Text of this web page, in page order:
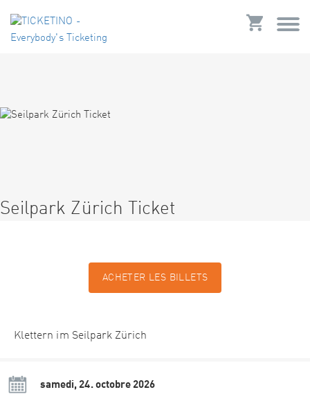
Seilpark Zürich Ticket
ACHETER LES BILLETS
Klettern im Seilpark Zürich
samedi, 24. octobre 2026